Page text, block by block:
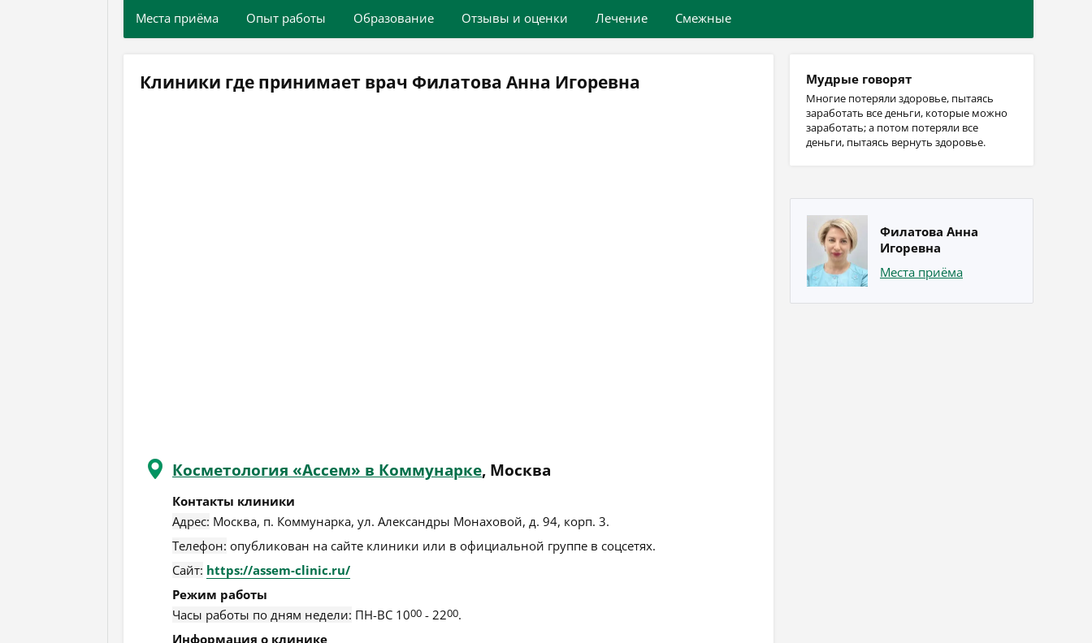
Места приёма Опыт работы Образование Отзывы и оценки Лечение Смежные
Клиники где принимает врач Филатова Анна Игоревна
Косметология «Ассем» в Коммунарке, Москва
Контакты клиники
Адрес: Москва, п. Коммунарка, ул. Александры Монаховой, д. 94, корп. 3.
Телефон: опубликован на сайте клиники или в официальной группе в соцсетях.
Сайт: https://assem-clinic.ru/
Режим работы
Часы работы по дням недели: ПН-ВС 1000 - 2200.
Информация о клинике
Мудрые говорят
Многие потеряли здоровье, пытаясь
заработать все деньги, которые можно
заработать; а потом потеряли все
деньги, пытаясь вернуть здоровье.
Филатова Анна
Игоревна
Места приёма